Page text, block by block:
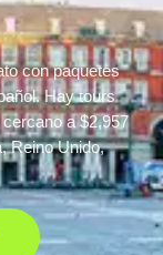
con paquetes
Hay tours
a $2,957
Reino Unido,